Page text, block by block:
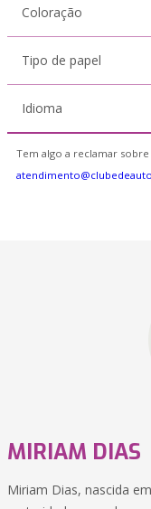
Coloração
Tipo de papel
Idioma
Tem algo a reclamar
MIRIAM DIAS
Miriam Dias, nascida